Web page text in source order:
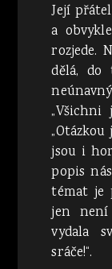
Její
a
rozjede.
dělá,
„Všichni
jsou i
popis
témat je
jen
vydala
sráče!“.